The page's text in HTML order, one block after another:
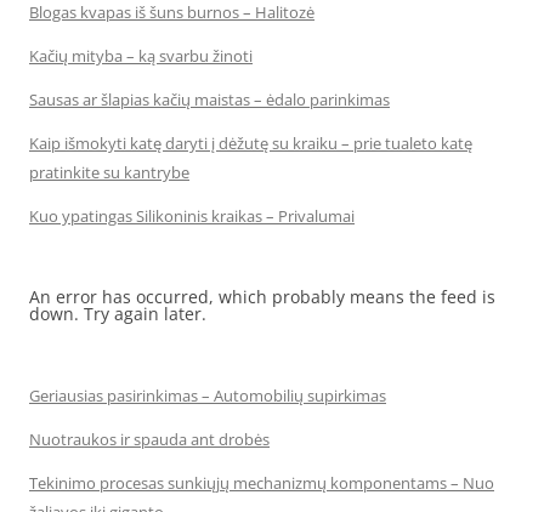
Blogas kvapas iš šuns burnos – Halitozė
Kačių mityba – ką svarbu žinoti
Sausas ar šlapias kačių maistas – ėdalo parinkimas
Kaip išmokyti katę daryti į dėžutę su kraiku – prie tualeto katę
pratinkite su kantrybe
Kuo ypatingas Silikoninis kraikas – Privalumai
An error has occurred, which probably means the feed is
down. Try again later.
Geriausias pasirinkimas – Automobilių supirkimas
Nuotraukos ir spauda ant drobės
Tekinimo procesas sunkiųjų mechanizmų komponentams – Nuo